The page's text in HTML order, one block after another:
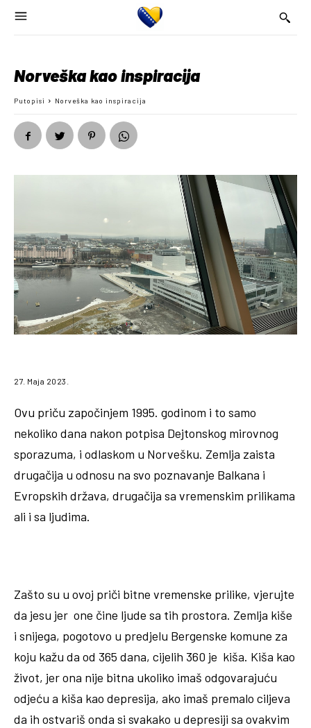
Norveška kao inspiracija
Putopisi Norveška kao inspiracija
27. Maja 2023.
Ovu priču započinjem 1995. godinom i to samo
nekoliko dana nakon potpisa Dejtonskog mirovnog
sporazuma, i odlaskom u Norvešku. Zemlja zaista
drugačija u odnosu na svo poznavanje Balkana i
Evropskih država, drugačija sa vremenskim prilikama
ali i sa ljudima.
Zašto su u ovoj priči bitne vremenske prilike, vjerujte
da jesu jer one čine ljude sa tih prostora. Zemlja kiše
i snijega, pogotovo u predjelu Bergenske komune za
koju kažu da od 365 dana, cijelih 360 je kiša. Kiša kao
život, jer ona nije bitna ukoliko imaš odgovarajuću
odjeću a kiša kao depresija, ako imaš premalo ciljeva
da ih ostvariš onda si svakako u depresiji sa ovakvim